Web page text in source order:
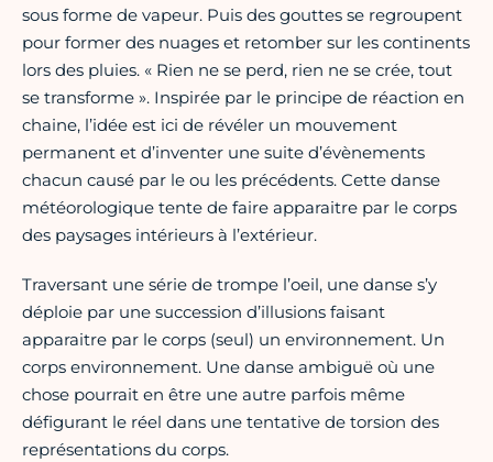
sous forme de vapeur. Puis des gouttes se regroupent
pour former des nuages et retomber sur les continents
lors des pluies. « Rien ne se perd, rien ne se crée, tout
se transforme ». Inspirée par le principe de réaction en
chaine, l’idée est ici de révéler un mouvement
permanent et d’inventer une suite d’évènements
chacun causé par le ou les précédents. Cette danse
météorologique tente de faire apparaitre par le corps
des paysages intérieurs à l’extérieur.
Traversant une série de trompe l’oeil, une danse s’y
déploie par une succession d’illusions faisant
apparaitre par le corps (seul) un environnement. Un
corps environnement. Une danse ambiguë où une
chose pourrait en être une autre parfois même
défigurant le réel dans une tentative de torsion des
représentations du corps.